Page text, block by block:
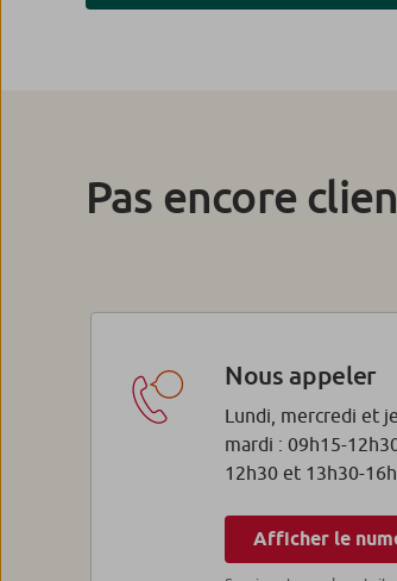
Pas encore
Nous appeler
Lundi, mercredi et
mardi : 09h15-
12h30 et 13h30-
Afficher le